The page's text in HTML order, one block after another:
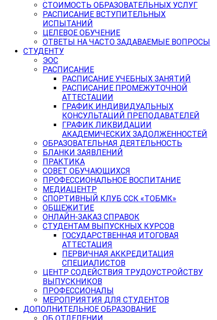
СТОИМОСТЬ ОБРАЗОВАТЕЛЬНЫХ УСЛУГ
РАСПИСАНИЕ ВСТУПИТЕЛЬНЫХ
ИСПЫТАНИЙ
ЦЕЛЕВОЕ ОБУЧЕНИЕ
ОТВЕТЫ НА ЧАСТО ЗАДАВАЕМЫЕ ВОПРОСЫ
СТУДЕНТУ
ЭОС
РАСПИСАНИЕ
РАСПИСАНИЕ УЧЕБНЫХ ЗАНЯТИЙ
РАСПИСАНИЕ ПРОМЕЖУТОЧНОЙ
АТТЕСТАЦИИ
ГРАФИК ИНДИВИДУАЛЬНЫХ
КОНСУЛЬТАЦИЙ ПРЕПОДАВАТЕЛЕЙ
ГРАФИК ЛИКВИДАЦИИ
АКАДЕМИЧЕСКИХ ЗАДОЛЖЕННОСТЕЙ
ОБРАЗОВАТЕЛЬНАЯ ДЕЯТЕЛЬНОСТЬ
БЛАНКИ ЗАЯВЛЕНИЙ
ПРАКТИКА
СОВЕТ ОБУЧАЮЩИХСЯ
ПРОФЕССИОНАЛЬНОЕ ВОСПИТАНИЕ
МЕДИАЦЕНТР
СПОРТИВНЫЙ КЛУБ ССК «ТОБМК»
ОБЩЕЖИТИЕ
ОНЛАЙН-ЗАКАЗ СПРАВОК
СТУДЕНТАМ ВЫПУСКНЫХ КУРСОВ
ГОСУДАРСТВЕННАЯ ИТОГОВАЯ
АТТЕСТАЦИЯ
ПЕРВИЧНАЯ АККРЕДИТАЦИЯ
СПЕЦИАЛИСТОВ
ЦЕНТР СОДЕЙСТВИЯ ТРУДОУСТРОЙСТВУ
ВЫПУСКНИКОВ
ПРОФЕССИОНАЛЫ
МЕРОПРИЯТИЯ ДЛЯ СТУДЕНТОВ
ДОПОЛНИТЕЛЬНОЕ ОБРАЗОВАНИЕ